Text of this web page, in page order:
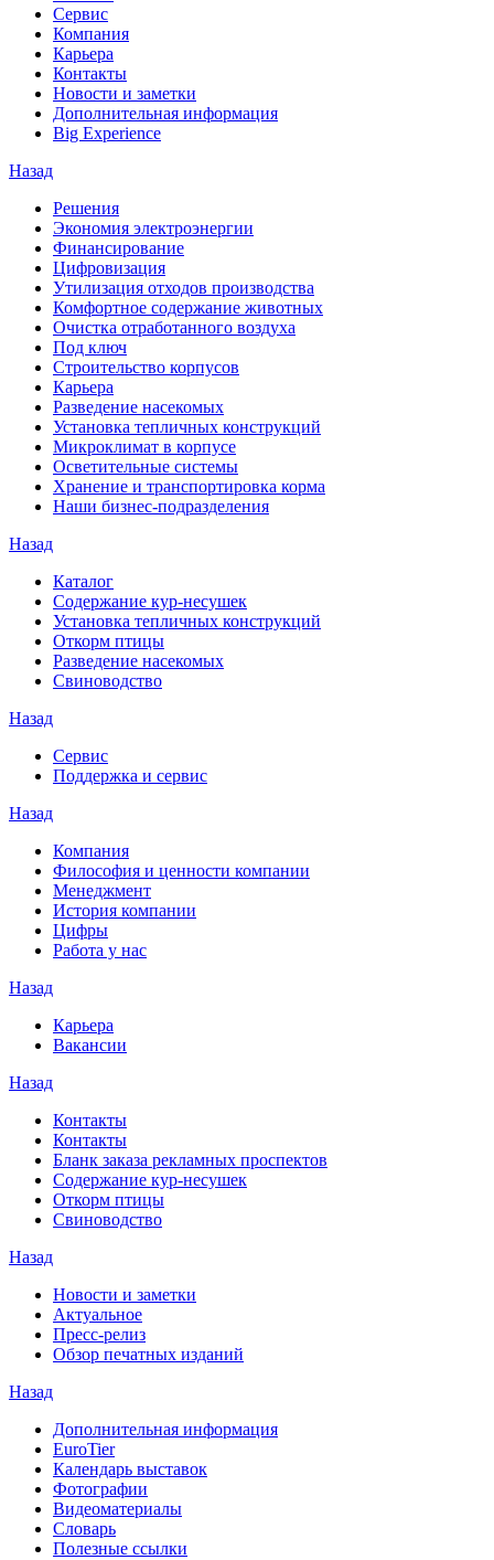
Сервис
Компания
Карьера
Контакты
Новости и заметки
Дополнительная информация
Big Experience
Назад
Решения
Экономия электроэнергии
Финансирование
Цифровизация
Утилизация отходов производства
Комфортное содержание животных
Очистка отработанного воздуха
Под ключ
Строительство корпусов
Карьера
Разведение насекомых
Установка тепличных конструкций
Микроклимат в корпусе
Осветительные системы
Хранение и транспортировка корма
Наши бизнес-подразделения
Назад
Каталог
Содержание кур-несушек
Установка тепличных конструкций
Откорм птицы
Разведение насекомых
Свиноводство
Назад
Сервис
Поддержка и сервис
Назад
Компания
Философия и ценности компании
Менеджмент
История компании
Цифры
Работа у нас
Назад
Карьера
Вакансии
Назад
Контакты
Контакты
Бланк заказа рекламных проспектов
Содержание кур-несушек
Откорм птицы
Свиноводство
Назад
Новости и заметки
Актуальное
Пресс-релиз
Обзор печатных изданий
Назад
Дополнительная информация
EuroTier
Календарь выставок
Фотографии
Видеоматериалы
Словарь
Полезные ссылки